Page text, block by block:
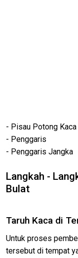
- Pisau Potong Kaca
- Penggaris
- Penggaris Jangka
Langkah -
Bulat
Taruh Kaca di
Untuk proses
tersebut di tempat